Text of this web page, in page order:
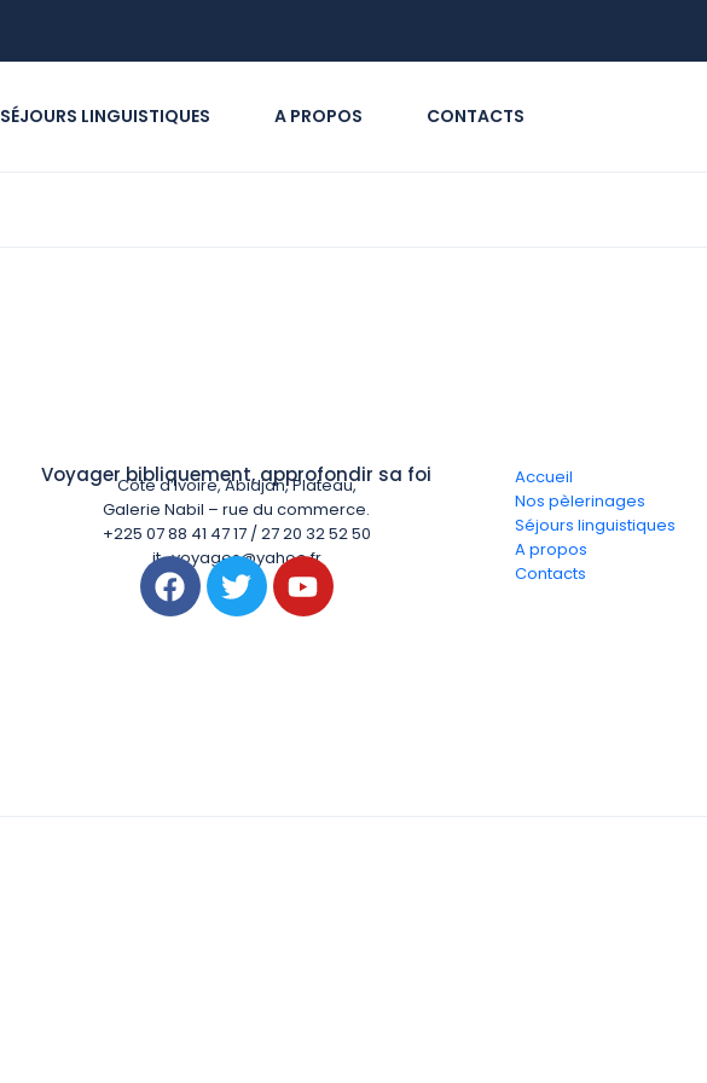
SÉJOURS LINGUISTIQUES A PROPOS CONTACTS
Voyager bibliquement, approfondir sa foi
Côte d’Ivoire, Abidjan, Plateau,
Galerie Nabil – rue du commerce.
+225 07 88 41 47 17 / 27 20 32 52 50
it_voyages@yahoo.fr
Accueil
Nos pèlerinages
Séjours linguistiques
A propos
Contacts